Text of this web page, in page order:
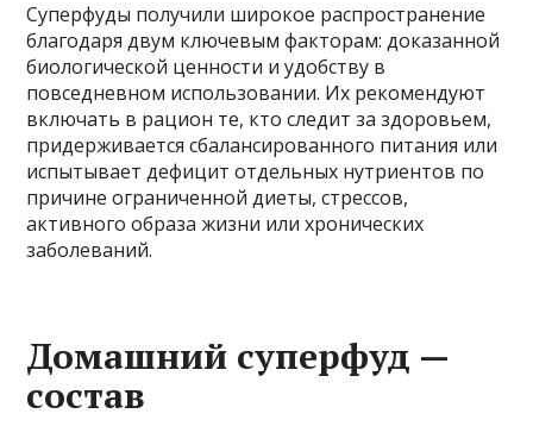
Суперфуды получили широкое распространение
благодаря двум ключевым факторам: доказанной
биологической ценности и удобству в
повседневном использовании. Их рекомендуют
включать в рацион те, кто следит за здоровьем,
придерживается сбалансированного питания или
испытывает дефицит отдельных нутриентов по
причине ограниченной диеты, стрессов,
активного образа жизни или хронических
заболеваний.
Домашний суперфуд —
состав